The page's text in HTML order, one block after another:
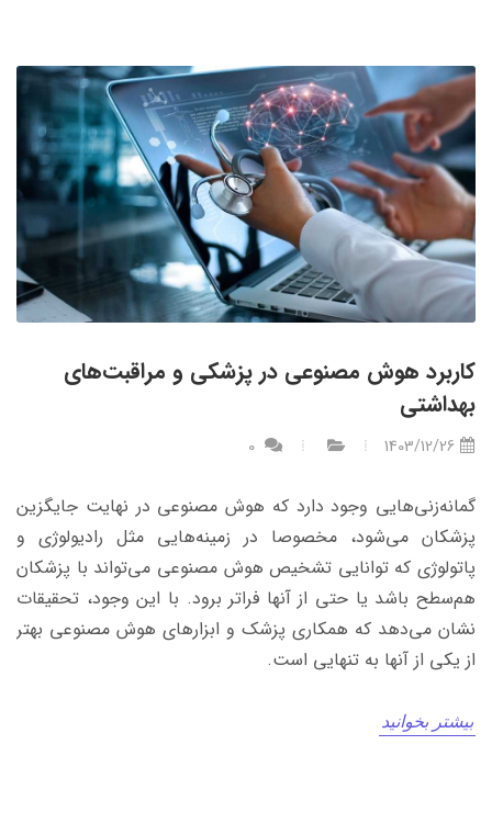
کاربرد هوش مصنوعی در پزشکی و مراقبت‌های
بهداشتی
1403/12/26
گمانه‌زنی‌هایی وجود دارد که هوش مصنوعی در نهایت جایگزین
پزشکان می‌شود، مخصوصا در زمینه‌هایی مثل رادیولوژی و
پاتولوژی که توانایی تشخیص هوش مصنوعی می‌تواند با پزشکان
هم‌سطح باشد یا حتی از آنها فراتر برود. با این وجود، تحقیقات
نشان می‌دهد که همکاری پزشک و ابزارهای هوش‌ مصنوعی بهتر
از یکی از آنها به تنهایی است.
بیشتر بخوانید